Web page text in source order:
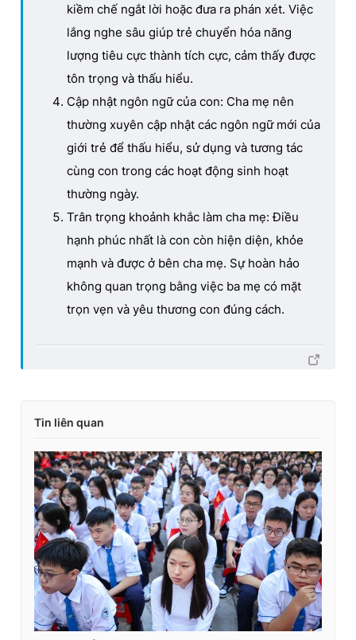
kiềm chế ngắt lời hoặc đưa ra phán xét. Việc
lắng nghe sâu giúp trẻ chuyển hóa năng
lượng tiêu cực thành tích cực, cảm thấy được
tôn trọng và thấu hiểu.
Cập nhật ngôn ngữ của con: Cha mẹ nên
thường xuyên cập nhật các ngôn ngữ mới của
giới trẻ để thấu hiểu, sử dụng và tương tác
cùng con trong các hoạt động sinh hoạt
thường ngày.
Trân trọng khoảnh khắc làm cha mẹ: Điều
hạnh phúc nhất là con còn hiện diện, khỏe
mạnh và được ở bên cha mẹ. Sự hoàn hảo
không quan trọng bằng việc ba mẹ có mặt
trọn vẹn và yêu thương con đúng cách.
Tin liên quan